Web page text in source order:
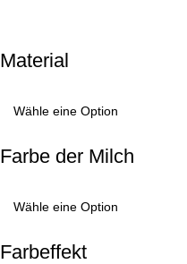
Material
Farbe der Milch
Farbeffekt